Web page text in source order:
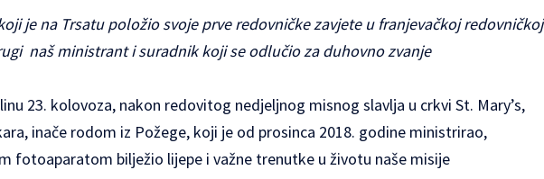
je na Trsatu položio svoje prve redovničke zavjete u franjevačkoj redovničkoj
naš ministrant i suradnik koji se odlučio za duhovno zvanje
23. kolovoza, nakon redovitog nedjeljnog misnog slavlja u crkvi St. Mary’s,
inače rodom iz Požege, koji je od prosinca 2018. godine ministrirao,
fotoaparatom bilježio lijepe i važne trenutke u životu naše misije